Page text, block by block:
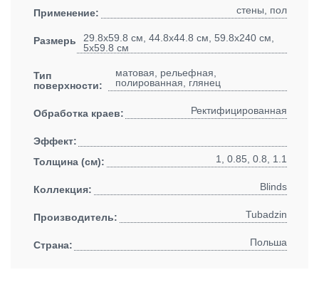
Применение: стены, пол
Размеры:
29.8x59.8 см, 44.8x44.8 см, 59.8x240 см,
5x59.8 см
Тип
поверхности:
матовая, рельефная,
полированная, глянец
Обработка краев: Ректифицированная
Эффект:
Толщина (см):
1, 0.85, 0.8, 1.1
Коллекция: Blinds
Производитель: Tubadzin
Страна: Польша